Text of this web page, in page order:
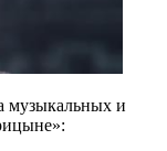
музыкальных и